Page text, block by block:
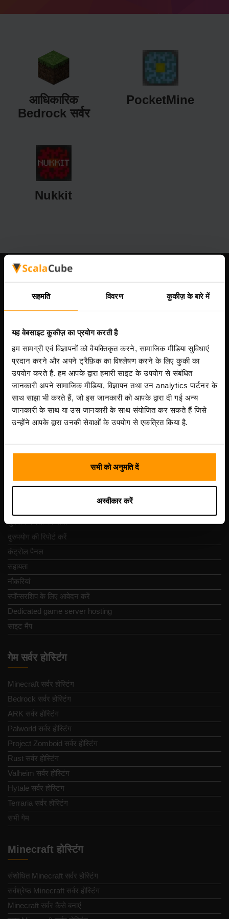
सहमति विवरण कुकीज़ के बारे में
यह वेबसाइट कुकीज़ का प्रयोग करती है
हम सामग्री एवं विज्ञापनों को वैयक्तिकृत करने, सामाजिक मीडिया सुविधाएं
प्रदान करने और अपने ट्रैफ़िक का विश्लेषण करने के लिए कुकी का
उपयोग करते हैं. हम आपके द्वारा हमारी साइट के उपयोग से संबंधित
जानकारी अपने सामाजिक मीडिया, विज्ञापन तथा उन analytics पार्टनर के
साथ साझा भी करते हैं, जो इस जानकारी को आपके द्वारा दी गई अन्य
जानकारी के साथ या उस जानकारी के साथ संयोजित कर सकते हैं जिसे
उन्होंने आपके द्वारा उनकी सेवाओं के उपयोग से एकत्रित किया है.
सभी को अनुमति दें
अस्वीकार करें
आधिकारिक
Bedrock सर्वर
PocketMine
Nukkit
Scalable Hosting Solutions OÜ
पंजीकरण कोड: 14652605
VAT संख्या: EE102133820
पता: Harju maakond, Tallinn, Kesklinna linnaosa,
Vesivärava tn 50-201, 10152
भुगतान वापसी की नीति
दुरुपयोग की रिपोर्ट करें
कंट्रोल पैनल
सहायता
नौकरियां
स्पॉन्सरशिप के लिए आवेदन करें
Dedicated game server hosting
साइट मैप
गेम सर्वर होस्टिंग
Minecraft सर्वर होस्टिंग
Bedrock सर्वर होस्टिंग
ARK सर्वर होस्टिंग
Palworld सर्वर होस्टिंग
Project Zomboid सर्वर होस्टिंग
Rust सर्वर होस्टिंग
Valheim सर्वर होस्टिंग
Hytale सर्वर होस्टिंग
Terraria सर्वर होस्टिंग
सभी गेम
Minecraft होस्टिंग
संशोधित Minecraft सर्वर होस्टिंग
सर्वश्रेष्ठ Minecraft सर्वर होस्टिंग
Minecraft सर्वर कैसे बनाएं